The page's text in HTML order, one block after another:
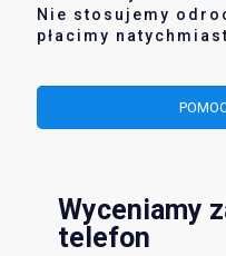
Nie stosujemy
płacimy
Wyceniamy
telefon